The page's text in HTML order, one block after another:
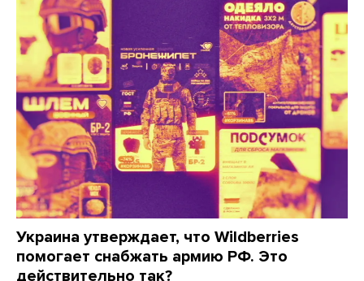
Украина утверждает, что Wildberries
помогает снабжать армию РФ. Это
действительно так?